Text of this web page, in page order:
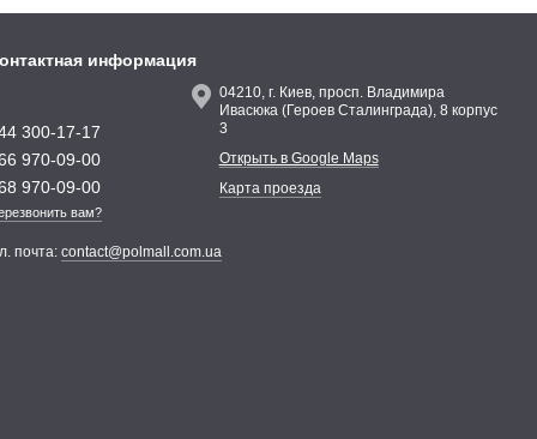
информация
300-17-17
970-09-00
970-09-00
вам?
04210, г. Киев, просп. Владимира
Ивасюка (Героев Сталинграда), 8 корпус
3
Открыть в Google Maps
Карта проезда
почта:contact@polmall.com.ua